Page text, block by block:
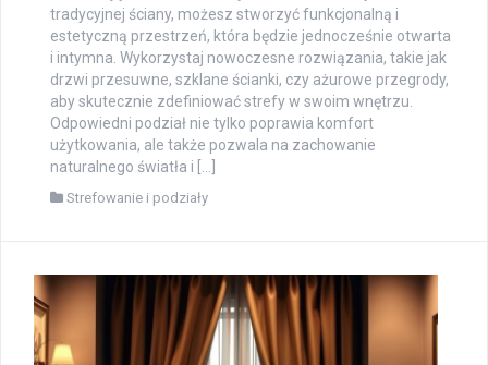
tradycyjnej ściany, możesz stworzyć funkcjonalną i
estetyczną przestrzeń, która będzie jednocześnie otwarta
i intymna. Wykorzystaj nowoczesne rozwiązania, takie jak
drzwi przesuwne, szklane ścianki, czy ażurowe przegrody,
aby skutecznie zdefiniować strefy w swoim wnętrzu.
Odpowiedni podział nie tylko poprawia komfort
użytkowania, ale także pozwala na zachowanie
naturalnego światła i […]
Strefowanie i podziały